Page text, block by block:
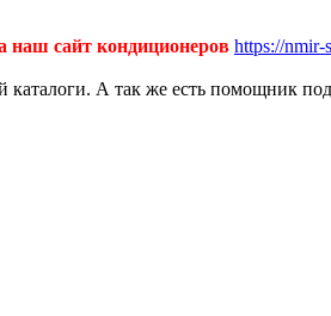
наш сайт кондиционеров https://nmir-
каталоги. А так же есть помощник